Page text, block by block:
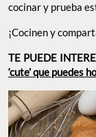
cocinar y prueba
¡Cocinen y
TE PUEDE
‘cute’ que puedes